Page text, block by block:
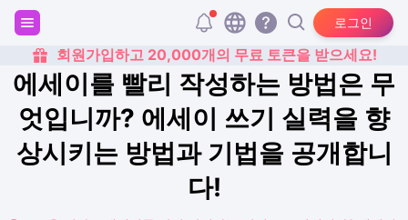
로그인
회원가입하고 20,000개의 무료 토큰을 받으세요!
에세이를 빨리 작성하는 방법은 무
엇입니까? 에세이 쓰기 실력을 향
상시키는 방법과 기법을 공개합니
다!